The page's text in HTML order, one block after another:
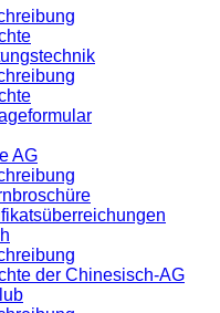
AG
der Chinesisch-AG